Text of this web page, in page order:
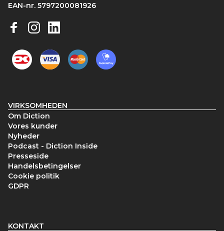
EAN-nr. 5797200081926
VIRKSOMHEDEN
Om Diction
Vores kunder
Nyheder
Podcast - Diction Inside
Presseside
Handelsbetingelser
Cookie politik
GDPR
KONTAKT